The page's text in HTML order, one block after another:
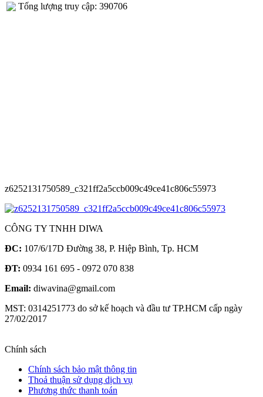
Tống lượng truy cập: 390706
z6252131750589_c321ff2a5ccb009c49ce41c806c55973
CÔNG TY TNHH DIWA
ĐC: 107/6/17D Đường 38, P. Hiệp Bình, Tp. HCM
ĐT: 0934 161 695 - 0972 070 838
Email: diwavina@gmail.com
MST: 0314251773 do sở kế hoạch và đầu tư TP.HCM cấp ngày
27/02/2017
Chính sách
Chính sách bảo mật thông tin
Thoả thuận sử dụng dịch vụ
Phương thức thanh toán